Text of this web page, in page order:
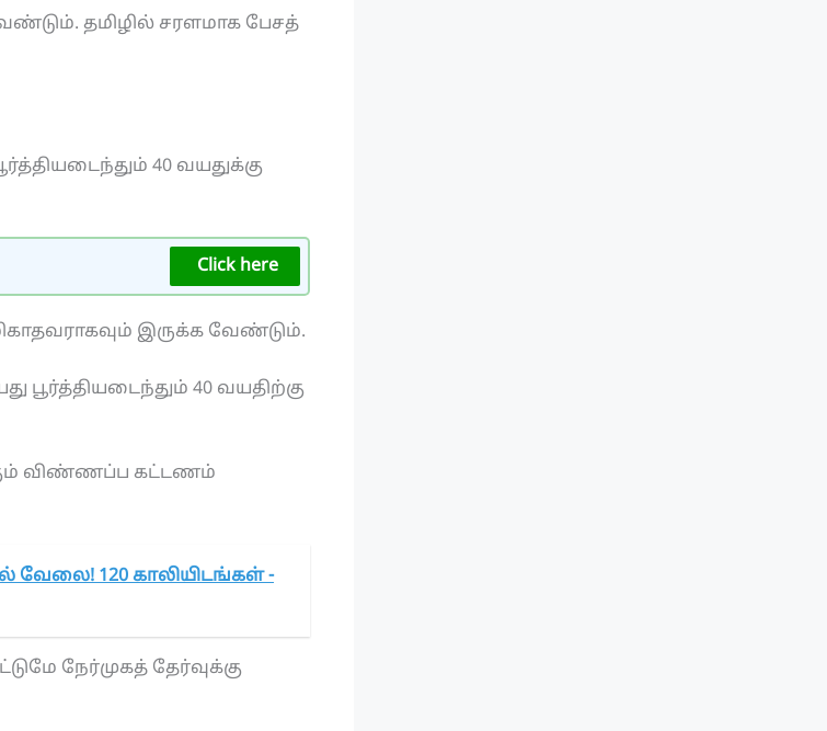
தமிழில் சரளமாக பேசத்
40 வயதுக்கு
Click here
இருக்க வேண்டும்.
40 வயதிற்கு
விண்ணப்ப கட்டணம்
வேலை! 120 காலியிடங்கள் -
நேர்முகத் தேர்வுக்கு